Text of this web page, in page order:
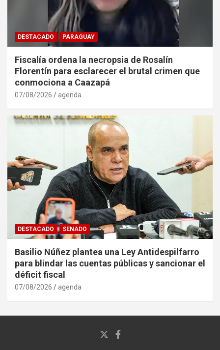
DESTACADO PARAGUAY
Fiscalía ordena la necropsia de Rosalín
Florentín para esclarecer el brutal crimen que
conmociona a Caazapá
07/08/2026 agenda
DESTACADO SENADO
Basilio Núñez plantea una Ley Antidespilfarro
para blindar las cuentas públicas y sancionar el
déficit fiscal
07/08/2026 agenda